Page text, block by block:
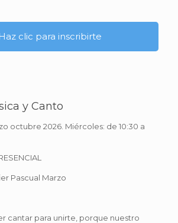
Haz clic para inscribirte
y Canto
octubre 2026. Miércoles: de 10:30 a
Pascual Marzo
cantar para unirte, porque nuestro